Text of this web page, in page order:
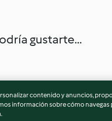
gustarte...
contenido y anuncios,
información sobre cómo navegas